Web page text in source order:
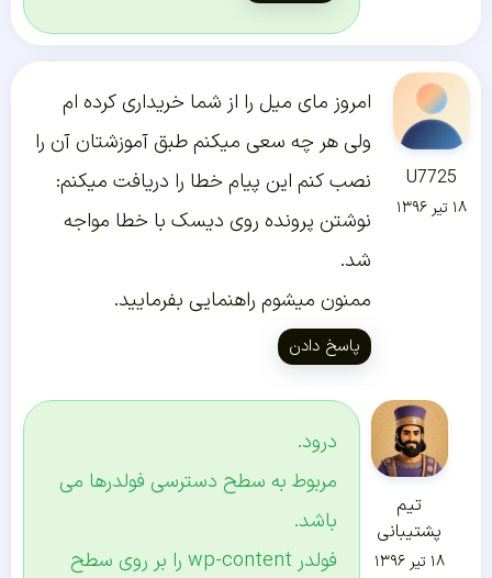
U7725
۱۸ تیر ۱۳۹۶
امروز مای میل را از شما خریداری کرده ام
ولی هر چه سعی میکنم طبق آموزشتان آن را
نصب کنم این پیام خطا را دریافت میکنم:
نوشتن پرونده روی دیسک با خطا مواجه
شد.
ممنون میشوم راهنمایی بفرمایید.
پاسخ دادن
تیم
پشتیبانی
۱۸ تیر ۱۳۹۶
درود.
مربوط به سطح دسترسی فولدرها می
باشد.
فولدر wp-content را بر روی سطح